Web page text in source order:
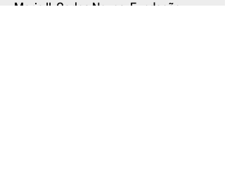
Maria II, Carlos Neves; Fundação